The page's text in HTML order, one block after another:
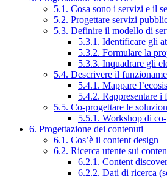
5.1. Cosa sono i servizi e il
5.2. Progettare servizi
5.3. Definire il modello di
5.3.1. Identificare gli
5.3.2. Formulare la
5.3.3. Inquadrare gli
5.4. Descrivere il
5.4.1. Mappare
5.4.2. Rappresentare i
5.5. Co-progettare le
5.5.1. Workshop di
6. Progettazione dei contenuti
6.1. Cos’è il content design
6.2. Ricerca utente sui
6.2.1. Content
6.2.2. Dati di ricerca